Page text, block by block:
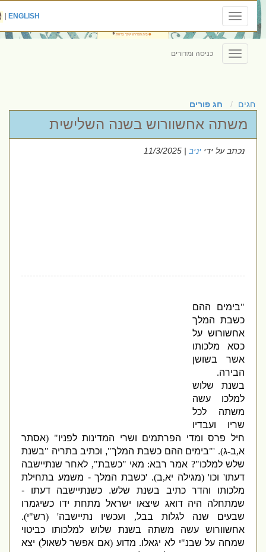
Toggle
navigation
ENGLISH
|
Toggle
navigation
כניסה ומדורים
חגים חג פורים
משתה אחשוורוש בשנה השלישית
נכתב על ידייניב| 11/3/2025
בימים ההם
כשבת המלך
אחשורוש על
כסא מלכותו
אשר בשושן
הבירה.
בשנת שלוש
למלכו עשה
משתה לכל
שריו ועבדיו
חיל פרס ומדי הפרתמים ושרי המדינות לפניו" ( אסתר
ב-ג). '" בימים ההם כשבת המלך"
,וכתיב בתריה"בשנת
שלש למלכו"?אמר רבא:מאי"כשבת",לאחר שנתיישבה
דעתו'וכו ' (מגילה יא ,ב). 'כשבת המלך- משמע בתחילת
מלכותו והדר כתיב בשנת שלש.כשנתיישבה דעתו-
שמתחלה היה דואג שיצאו ישראל מתחת ידו כשיגמרו
שבעים שנה לגלות בבל, ועכשיו נתיישבה' ( רש"י).
אחשוורוש עשה משתה בשנת שלוש למלכותו כביטוי
שמחה על שבנ"י לא יגאלו.מדוע(אם אפשר לשאול)יצא